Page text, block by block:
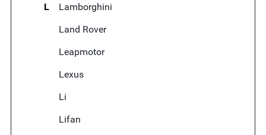
L
Lamborghini
Land Rover
Leapmotor
Lexus
Li
Lifan